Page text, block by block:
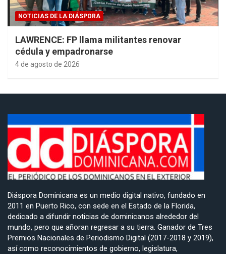
NOTICIAS DE LA DIÁSPORA
LAWRENCE: FP llama militantes renovar
cédula y empadronarse
4 de agosto de 2026
Diáspora Dominicana es un medio digital nativo, fundado en
2011 en Puerto Rico, con sede en el Estado de la Florida,
dedicado a difundir noticias de dominicanos alrededor del
mundo, pero que añoran regresar a su tierra. Ganador de Tres
Premios Nacionales de Periodismo Digital (2017-2018 y 2019),
así como reconocimientos de gobierno, legislatura,